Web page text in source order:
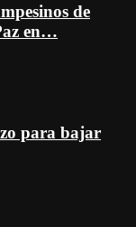
de
en…
para bajar